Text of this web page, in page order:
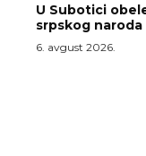
U Subotici
srpskog naroda
6. avgust 2026.